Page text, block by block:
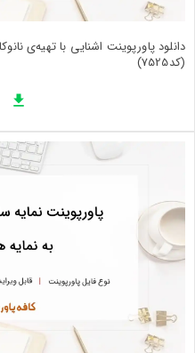
دانلود پاورپوینت اشنایی با تهیه‌ی
(کد7525)